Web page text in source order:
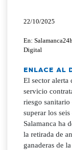
22/10/2025
En:
Digital
ENLACE AL
El sector alerta
servicio
riesgo sanitario
superar los
Salamanca ha
la retirada de
ganaderas de